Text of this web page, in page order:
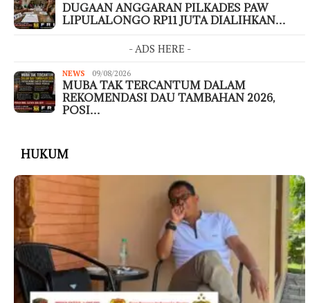
DUGAAN ANGGARAN PILKADES PAW
LIPULALONGO RP11 JUTA DIALIHKAN…
- ADS HERE -
NEWS 09/08/2026
MUBA TAK TERCANTUM DALAM
REKOMENDASI DAU TAMBAHAN 2026,
POSI…
HUKUM